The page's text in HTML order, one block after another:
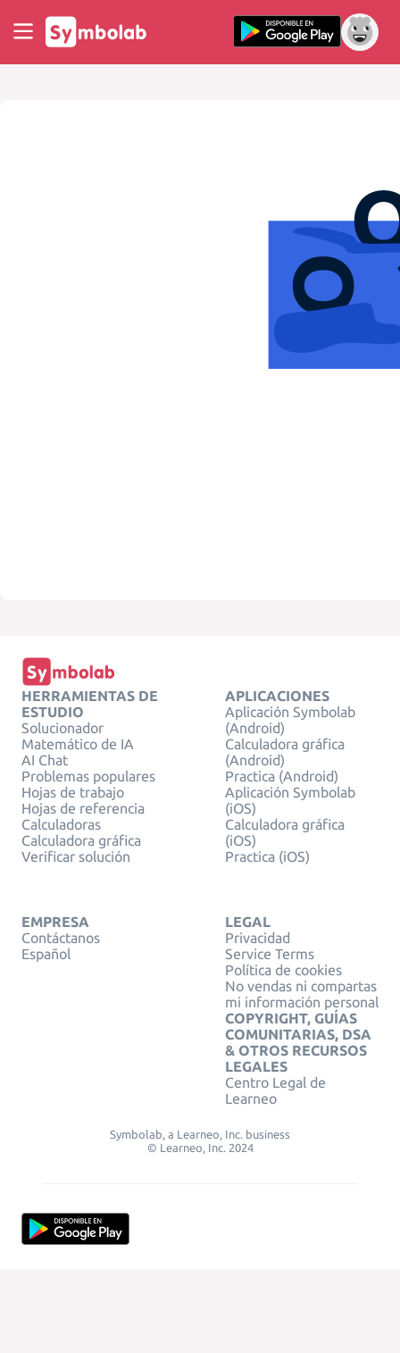
HERRAMIENTAS DE
ESTUDIO
Solucionador
Matemático de IA
AI Chat
Problemas populares
Hojas de trabajo
Hojas de referencia
Calculadoras
Calculadora gráfica
Verificar solución
APLICACIONES
Aplicación Symbolab
(Android)
Calculadora gráfica
(Android)
Practica (Android)
Aplicación Symbolab
(iOS)
Calculadora gráfica
(iOS)
Practica (iOS)
EMPRESA
Contáctanos
Español
LEGAL
Privacidad
Service Terms
Política de cookies
No vendas ni compartas
mi información personal
COPYRIGHT, GUÍAS
COMUNITARIAS, DSA
& OTROS RECURSOS
LEGALES
Centro Legal de
Learneo
Symbolab, a Learneo, Inc. business
© Learneo, Inc. 2024